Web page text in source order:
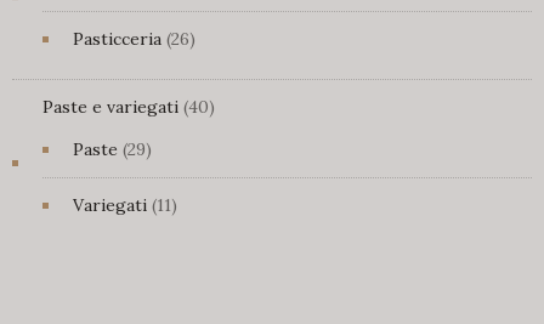
prodotti
Pasticceria 2626
Paste e variegati 4040
Paste 2929
prodotti
Variegati 1111